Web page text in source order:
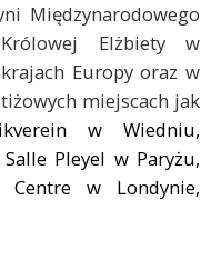
Międzynarodowego
Elżbiety w
Europy oraz w
miejscach jak
w Wiedniu,
Pleyel w Paryżu,
w Londynie,